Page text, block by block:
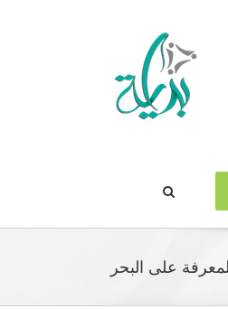
على البحر